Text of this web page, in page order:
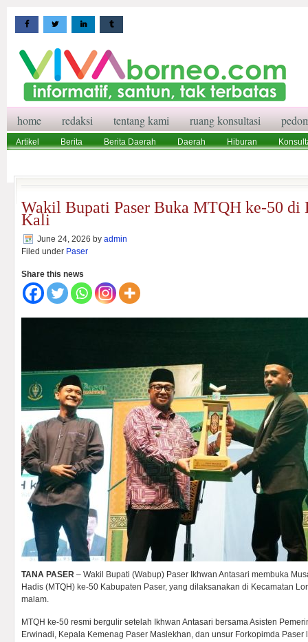
home redaksi tentang kami ruang konsultasi
Artikel Berita Berita Daerah Daerah Hiburan
Wakil Bupati Paser Buka MTQH ke-50 di
Kali
June 24, 2026 by admin
Filed under Paser
Share this news
TANA PASER – Wakil Bupati (Wabup) Paser Ikhwan Antasari membuka
Hadis (MTQH) ke-50 Kabupaten Paser, yang dilaksanakan di Kecamatan
malam.
MTQH ke-50 resmi bergulir setelah Ikhwan Antasari bersama Asisten
Erwinadi, Kepala Kemenag Paser Maslekhan, dan unsur Forkopimda